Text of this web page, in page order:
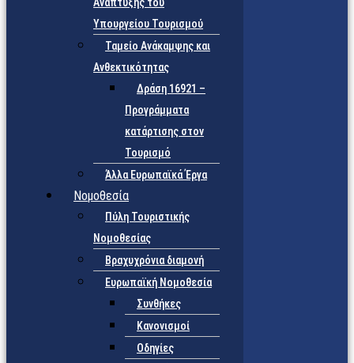
Υπουργείου Τουρισμού
Ταμείο Ανάκαμψης και
Ανθεκτικότητας
Δράση 16921 –
Προγράμματα
κατάρτισης στον
Τουρισμό
Άλλα Ευρωπαϊκά Έργα
Νομοθεσία
Πύλη Τουριστικής
Νομοθεσίας
Βραχυχρόνια διαμονή
Ευρωπαϊκή Νομοθεσία
Συνθήκες
Κανονισμοί
Οδηγίες